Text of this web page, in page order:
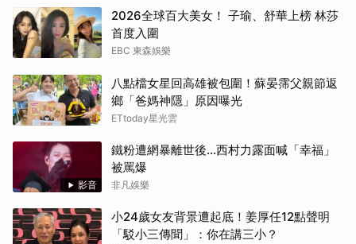
2026全球百大美女！ 子瑜、舒華上榜 林莎
首度入圍
EBC 東森娛樂
八點檔女星回高雄被包圍！蘇晏霈父親節返
鄉「爸媽神隱」原因曝光
ETtoday星光雲
影音
鐵粉遭網暴離世後...西村力露面喊「幸福」
被罵爆
非凡娛樂
小24歲女友背景遭起底！姜厚任12點聲明
「駁小三傳聞」：你在講三小？